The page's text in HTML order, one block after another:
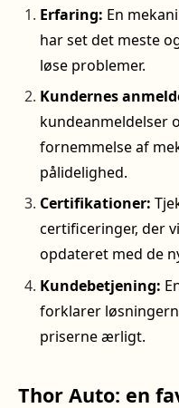
Erfaring: En
har set det meste
løse problemer.
Kundernes
kundeanmeldelser
fornemmelse af
pålidelighed.
Certifikationer:
certificeringer, der
opdateret med de
Kundebetjening:
forklarer
priserne ærligt.
Thor Auto: en